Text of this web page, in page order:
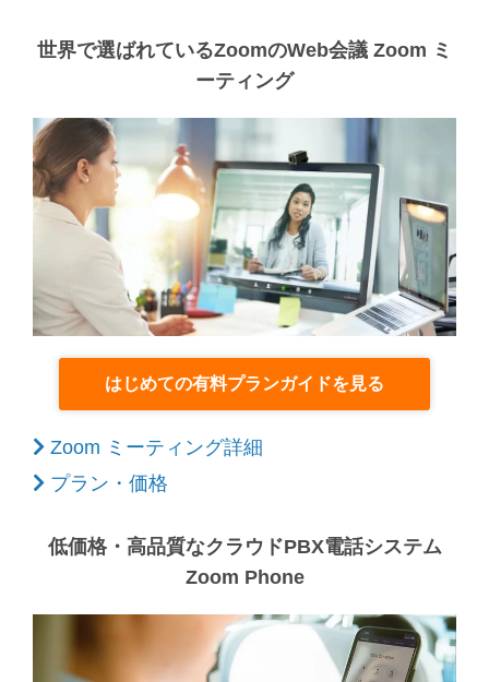
世界で選ばれているZoomのWeb会議 Zoom ミ
ーティング
はじめての有料プランガイドを見る
Zoom ミーティング詳細
プラン・価格
低価格・高品質なクラウドPBX電話システム
Zoom Phone